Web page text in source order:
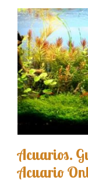
Acuarios.
Acuario